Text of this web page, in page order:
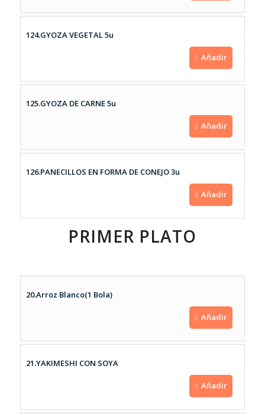
124.GYOZA VEGETAL 5u
Añadir
125.GYOZA DE CARNE 5u
Añadir
126.PANECILLOS EN FORMA DE CONEJO 3u
Añadir
PRIMER PLATO
20.Arroz Blanco(1 Bola)
Añadir
21.YAKIMESHI CON SOYA
Añadir